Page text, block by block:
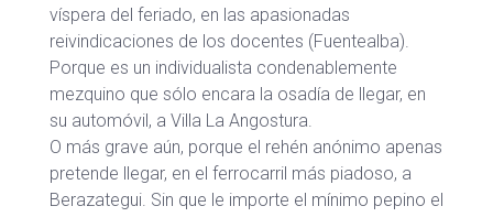
víspera del feriado, en las apasionadas
reivindicaciones de los docentes (Fuentealba).
Porque es un individualista condenablemente
mezquino que sólo encara la osadía de llegar, en
su automóvil, a Villa La Angostura.
O más grave aún, porque el rehén anónimo apenas
pretende llegar, en el ferrocarril más piadoso, a
Berazategui. Sin que le importe el mínimo pepino el